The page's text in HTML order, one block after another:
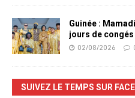
Guinée :
jours de congés
02/08/2026
SUIVEZ LE TEMPS SUR